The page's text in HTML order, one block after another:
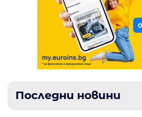
Последни новини